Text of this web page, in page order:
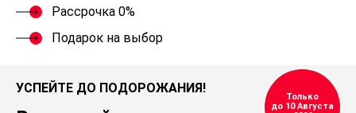
Рассрочка 0%
Подарок на выбор
УСПЕЙТЕ ДО ПОДОРОЖАНИЯ!
Только
до 10 Августа